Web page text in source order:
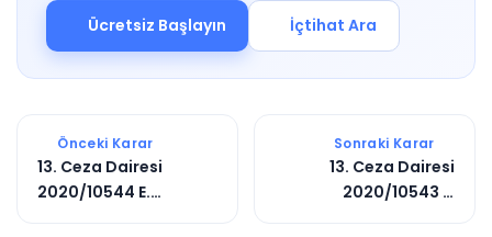
Ücretsiz Başlayın İçtihat Ara
Önceki Karar
13. Ceza Dairesi
2020/10544 E.
Sonraki Karar
13. Ceza Dairesi
2020/10543 E.